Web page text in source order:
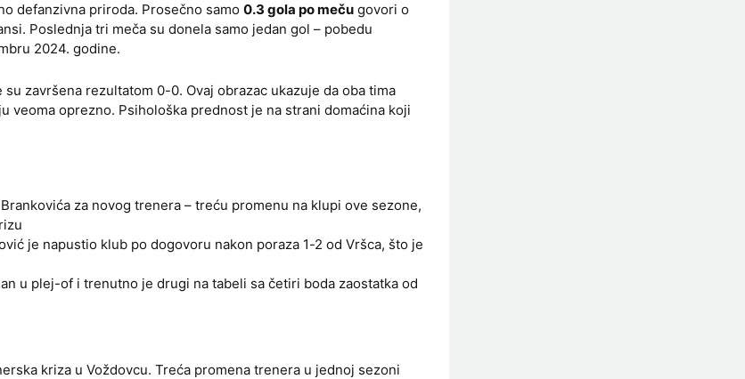
defanzivna priroda. Prosečno samo 0.3 gola po meču govori o
Poslednja tri meča su donela samo jedan gol – pobedu
2024. godine.
završena rezultatom 0-0. Ovaj obrazac ukazuje da oba tima
veoma oprezno. Psihološka prednost je na strani domaćina koji
za novog trenera – treću promenu na klupi ove sezone,
je napustio klub po dogovoru nakon poraza 1-2 od Vršca, što je
u plej-of i trenutno je drugi na tabeli sa četiri boda zaostatka od
kriza u Voždovcu. Treća promena trenera u jednoj sezoni